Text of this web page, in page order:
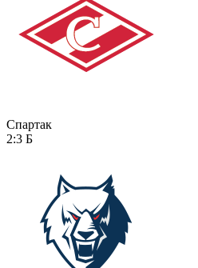
Спартак
2:3 Б